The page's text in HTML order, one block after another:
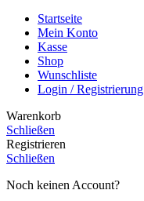
Startseite
Mein Konto
Kasse
Shop
Wunschliste
Login / Registrierung
Warenkorb
Schließen
Registrieren
Schließen
Noch keinen Account?